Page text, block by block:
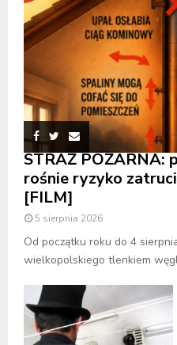
STRAŻ POŻARNA:
rośnie ryzyko
[FILM]
5 sierpnia 2026
Od początku roku do 4
wielkopolskiego tlenkiem